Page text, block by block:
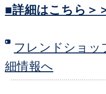
■詳細はこちら＞
フレンドショ
細情報へ